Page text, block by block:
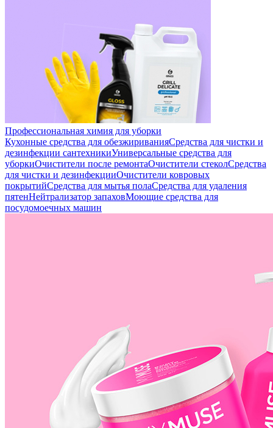
Профессиональная химия для уборки
Кухонные средства для обезжириванияСредства для чистки и
дезинфекции сантехникиУниверсальные средства для
уборкиОчистители после ремонтаОчистители стеколСредства
для чистки и дезинфекцииОчистители ковровых
покрытийСредства для мытья полаСредства для удаления
пятенНейтрализатор запаховМоющие средства для
посудомоечных машин